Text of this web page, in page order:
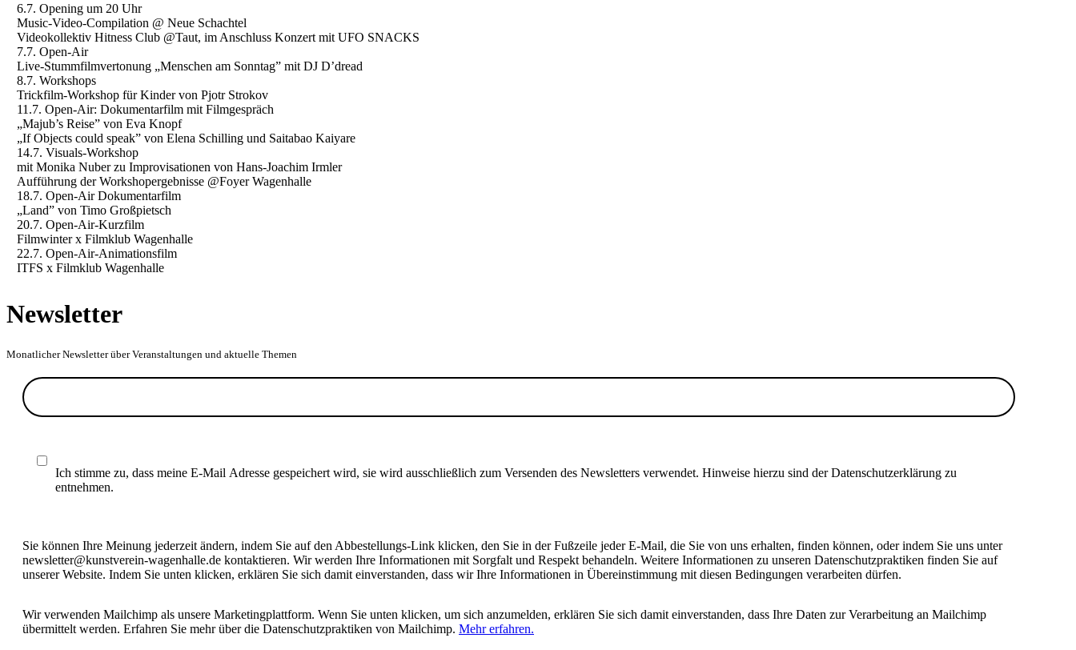
6.7. Opening um 20 Uhr
Music-Video-Compilation @ Neue Schachtel
Videokollektiv Hitness Club @Taut, im Anschluss Konzert mit UFO SNACKS
7.7. Open-Air
Live-Stummfilmvertonung „Menschen am Sonntag” mit DJ D’dread
8.7. Workshops
Trickfilm-Workshop für Kinder von Pjotr Strokov
11.7. Open-Air: Dokumentarfilm mit Filmgespräch
„Majub’s Reise” von Eva Knopf
„If Objects could speak” von Elena Schilling und Saitabao Kaiyare
14.7. Visuals-Workshop
mit Monika Nuber zu Improvisationen von Hans-Joachim Irmler
Aufführung der Workshopergebnisse @Foyer Wagenhalle
18.7. Open-Air Dokumentarfilm
„Land” von Timo Großpietsch
20.7. Open-Air-Kurzfilm
Filmwinter x Filmklub Wagenhalle
22.7. Open-Air-Animationsfilm
ITFS x Filmklub Wagenhalle
Newsletter
Monatlicher Newsletter über Veranstaltungen und aktuelle Themen
Ich stimme zu, dass meine E-Mail Adresse gespeichert wird, sie wird ausschließlich zum Versenden des Newsletters verwendet. Hinweise hierzu sind der Datenschutzerklärung zu
entnehmen.
Sie können Ihre Meinung jederzeit ändern, indem Sie auf den Abbestellungs-Link klicken, den Sie in der Fußzeile jeder E-Mail, die Sie von uns erhalten, finden können, oder indem Sie uns unter
newsletter@kunstverein-wagenhalle.de kontaktieren. Wir werden Ihre Informationen mit Sorgfalt und Respekt behandeln. Weitere Informationen zu unseren Datenschutzpraktiken finden Sie auf
unserer Website. Indem Sie unten klicken, erklären Sie sich damit einverstanden, dass wir Ihre Informationen in Übereinstimmung mit diesen Bedingungen verarbeiten dürfen.
Wir verwenden Mailchimp als unsere Marketingplattform. Wenn Sie unten klicken, um sich anzumelden, erklären Sie sich damit einverstanden, dass Ihre Daten zur Verarbeitung an Mailchimp
übermittelt werden. Erfahren Sie mehr über die Datenschutzpraktiken von Mailchimp. Mehr erfahren.